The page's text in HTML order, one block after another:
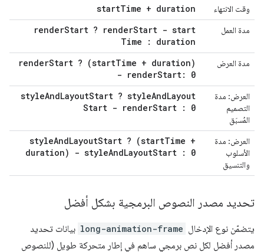
وقت الانتهاء startTime + duration
مدة العمل renderStart ? renderStart - start
Time : duration
مدة العرض renderStart ? (startTime + duration)
- renderStart: 0
العرض: مدة
التصميم
المُسبَق
styleAndLayoutStart ? styleAndLayout
Start - renderStart : 0
العرض: مدة
الأسلوب
والتنسيق
styleAndLayoutStart ? (startTime +
duration) - styleAndLayoutStart : 0
تحديد مصدر النصوص البرمجية بشكل أفضل
يتضمّن نوع الإدخال long-animation-frame بيانات تحديد
مصدر أفضل لكل نص برمجي ساهم في إطار متحركة طويل (للنصوص